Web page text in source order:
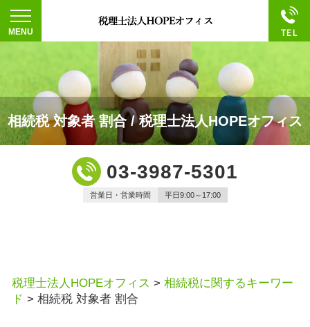
相続税 対象者 割合 / 税理士法人HOPEオフィス
03-3987-5301
営業日・営業時間 平日9:00～17:00
税理士法人HOPEオフィス > 相続税に関するキーワー
ド > 相続税 対象者 割合